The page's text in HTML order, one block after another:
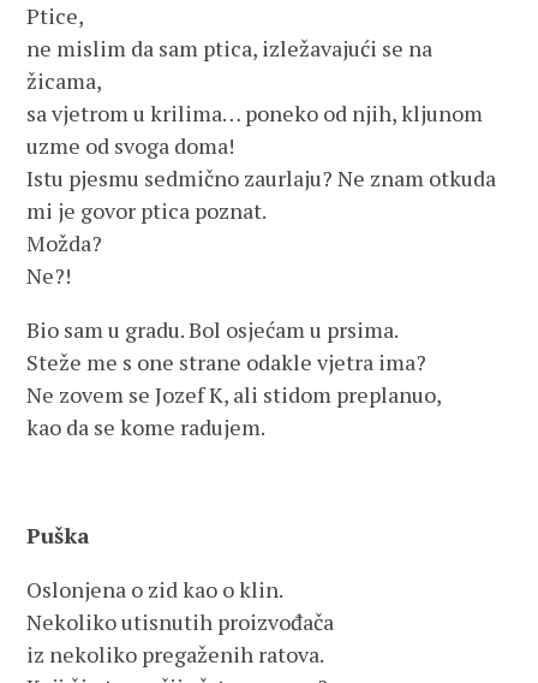
Ptice,
ne mislim da sam ptica, izležavajući se na
žicama,
sa vjetrom u krilima… poneko od njih, kljunom
uzme od svoga doma!
Istu pjesmu sedmično zaurlaju? Ne znam otkuda
mi je govor ptica poznat.
Možda?
Ne?!
Bio sam u gradu. Bol osjećam u prsima.
Steže me s one strane odakle vjetra ima?
Ne zovem se Jozef K, ali stidom preplanuo,
kao da se kome radujem.
Puška
Oslonjena o zid kao o klin.
Nekoliko utisnutih proizvođača
iz nekoliko pregaženih ratova.